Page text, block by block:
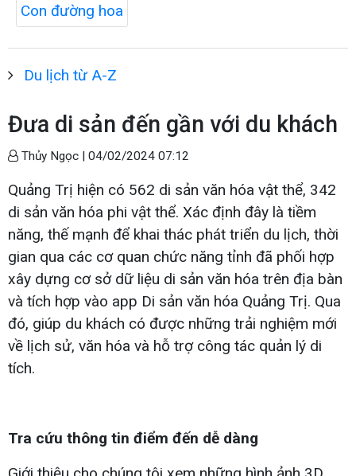
Con đường hoa
Du lịch từ A-Z
Đưa di sản đến gần với du khách
Thủy Ngọc | 04/02/2024 07:12
Quảng Trị hiện có 562 di sản văn hóa vật thể, 342
di sản văn hóa phi vật thể. Xác định đây là tiềm
năng, thế mạnh để khai thác phát triển du lịch, thời
gian qua các cơ quan chức năng tỉnh đã phối hợp
xây dựng cơ sở dữ liệu di sản văn hóa trên địa bàn
và tích hợp vào app Di sản văn hóa Quảng Trị. Qua
đó, giúp du khách có được những trải nghiệm mới
về lịch sử, văn hóa và hỗ trợ công tác quản lý di
tích.
Tra cứu thông tin điểm đến dễ dàng